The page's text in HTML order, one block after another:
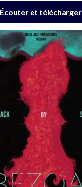
Écouter et télécharger